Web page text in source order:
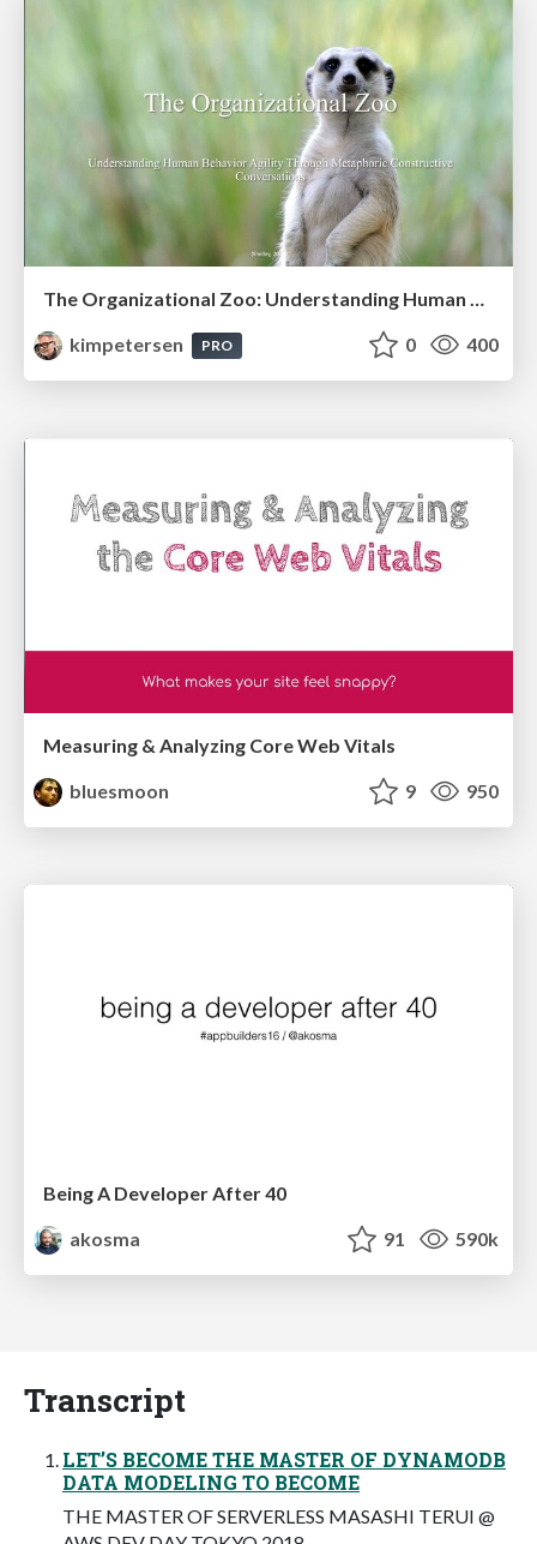
The Organizational Zoo: Understanding Human Behavior Agility Through Metaphoric Constructive Conversations (based on the works of Arthur Shelley, Ph.D)
kimpetersen
PRO 0 400
Measuring & Analyzing Core Web Vitals
bluesmoon
9 950
Being A Developer After 40
akosma
91 590k
Transcript
LET’S BECOME THE MASTER OF DYNAMODB
DATA MODELING TO BECOME
THE MASTER OF SERVERLESS MASASHI TERUI @